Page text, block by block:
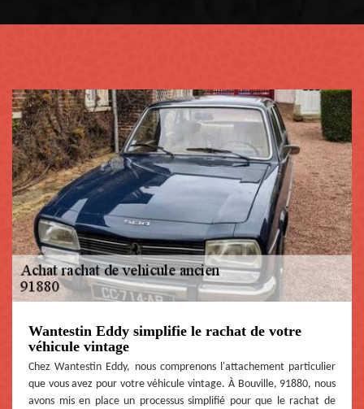
Wantestin Eddy simplifie le rachat de votre
véhicule vintage
Chez Wantestin Eddy, nous comprenons l'attachement particulier
que vous avez pour votre véhicule vintage. À Bouville, 91880, nous
avons mis en place un processus simplifié pour que le rachat de